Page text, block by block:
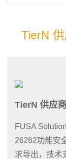
TierN
TierN 供应
FUSA
26262功能安
求导出，技术